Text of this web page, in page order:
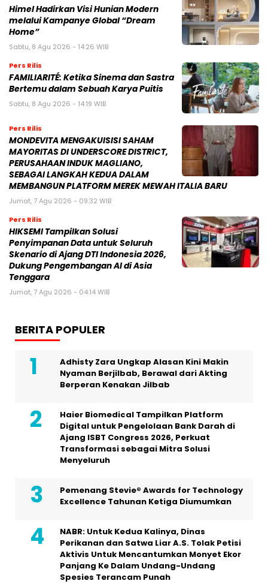
Himel Hadirkan Visi Hunian Modern
melalui Kampanye Global “Dream
Home”
Sabtu, 8 Agu 2026 - 14:26 WIB
Pers Rilis
FAMILIARITÉ: Ketika Sinema dan Sastra
Bertemu dalam Sebuah Karya Puitis
Sabtu, 8 Agu 2026 - 14:19 WIB
Pers Rilis
MONDEVITA MENGAKUISISI SAHAM
MAYORITAS DI UNDERSCORE DISTRICT,
PERUSAHAAN INDUK MAGLIANO,
SEBAGAI LANGKAH KEDUA DALAM
MEMBANGUN PLATFORM MEREK MEWAH ITALIA BARU
Jumat, 7 Agu 2026 - 09:32 WIB
Pers Rilis
HIKSEMI Tampilkan Solusi
Penyimpanan Data untuk Seluruh
Skenario di Ajang DTI Indonesia 2026,
Dukung Pengembangan AI di Asia
Tenggara
Jumat, 7 Agu 2026 - 04:14 WIB
BERITA POPULER
Adhisty Zara Ungkap Alasan Kini Makin
Nyaman Berjilbab, Berawal dari Akting
Berperan Kenakan Jilbab
Haier Biomedical Tampilkan Platform
Digital untuk Pengelolaan Bank Darah di
Ajang ISBT Congress 2026, Perkuat
Transformasi sebagai Mitra Solusi
Menyeluruh
Pemenang Stevie® Awards for Technology
Excellence Tahunan Ketiga Diumumkan
NABR: Untuk Kedua Kalinya, Dinas
Perikanan dan Satwa Liar A.S. Tolak Petisi
Aktivis Untuk Mencantumkan Monyet Ekor
Panjang Ke Dalam Undang-Undang
Spesies Terancam Punah